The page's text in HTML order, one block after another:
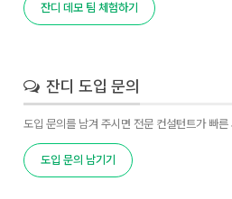
잔디 데모 팀 체험하기
잔디 도입 문의
도입 문의를 남겨 주시면 전문 컨설턴트가 빠
도입 문의 남기기